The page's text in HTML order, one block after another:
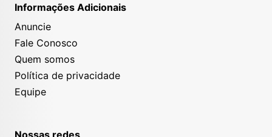
Informações Adicionais
Anuncie
Fale Conosco
Quem somos
Política de privacidade
Equipe
Nossas redes